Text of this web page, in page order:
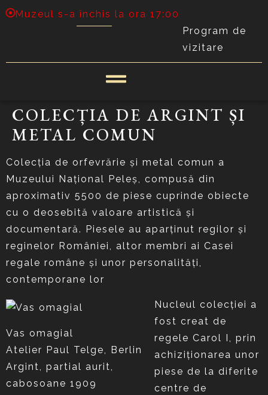
Muzeul s-a închis la ora 17:00
Program de
vizitare
COLECȚIA DE ARGINT ȘI
METAL COMUN
Colecția de orfevrărie și metal comun a
Muzeului Național Peleș, compusă din
aproximativ 5500 de piese cuprinde obiecte
cu o deosebită valoare artistică și
documentară. Piesele au aparținut regilor și
reginelor României, altor membri ai Casei
regale române și unor personalități,
contemporane lor
Vas omagial
Atelier Paul Telge, Berlin
Argint, partial aurit,
cabosoane 1909
Nucleul colecției a
fost creat de
regele Carol I, prin
achiziționarea unor
piese de la diferite
centre de